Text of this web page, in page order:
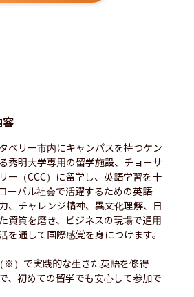
ベリー市内にキャンパスを持つケン
秀明大学専用の留学施設、チョーサ
ー（CCC）に留学し、英語学習を十
ーバル社会で活躍するための英語
、チャレンジ精神、異文化理解、日
資質を磨き、ビジネスの現場で通用
を通して国際感覚を身につけます。
）で実践的な生きた英語を修得
、初めての留学でも安心して参加で